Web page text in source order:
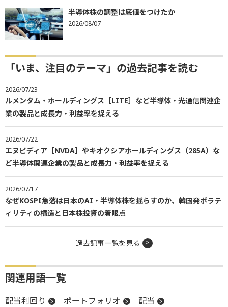
半導体株の調整は底値をつけたか
2026/08/07
「いま、注目のテーマ」の過去記事を読む
2026/07/23
ルメンタム・ホールディングス［LITE］など半導体・光通信関連企
業の製品と成長力・利益率を捉える
2026/07/22
エヌビディア［NVDA］やキオクシアホールディングス（285A）な
ど半導体関連企業の製品と成長力・利益率を捉える
2026/07/17
なぜKOSPI急落は日本のAI・半導体株を揺らすのか、韓国発ボラテ
ィリティの構造と日本株投資の着眼点
過去記事一覧を見る
関連用語一覧
配当利回り ポートフォリオ
配当